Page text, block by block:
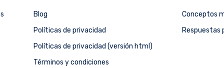
Blog
Políticas de privacidad
Políticas de privacidad (versión html)
Términos y condiciones
Conceptos
Respuestas